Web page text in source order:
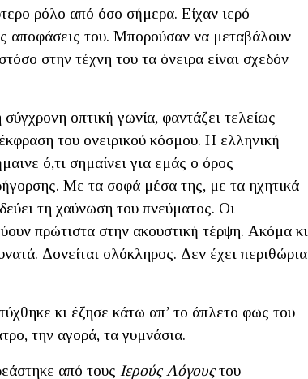
ρόλο από όσο σήμερα. Είχαν ιερό
αποφάσεις του. Μπορούσαν να μεταβάλουν
στην τέχνη του τα όνειρα είναι σχεδόν
οπτική γωνία, φαντάζει τελείως
του ονειρικού κόσμου. Η ελληνική
ό,τι σημαίνει για εμάς ο όρος
Με τα σοφά μέσα της, με τα ηχητικά
τη χαύνωση του πνεύματος. Οι
πρώτιστα στην ακουστική τέρψη. Ακόμα κι
Δονείται ολόκληρος. Δεν έχει περιθώρια
κι έζησε κάτω απ’ το άπλετο φως του
την αγορά, τα γυμνάσια.
από τους Ιερούς Λόγουςτου